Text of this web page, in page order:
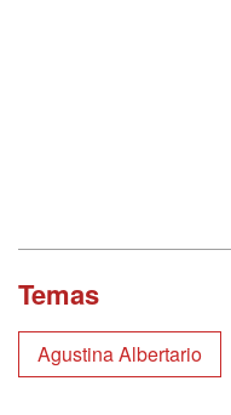
Temas
Agustina Albertario